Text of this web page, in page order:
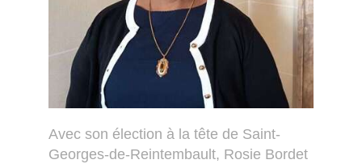
Avec son élection à la tête de Saint-
Georges-de-Reintembault, Rosie Bordet